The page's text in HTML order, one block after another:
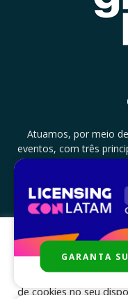
Atuamos, por meio
eventos, com três
licenciamento e
documentar,
CONTATO:
Para melhor
cookies, de acordo
clicar em “aceito”,
de cookies no seu
GARANTA